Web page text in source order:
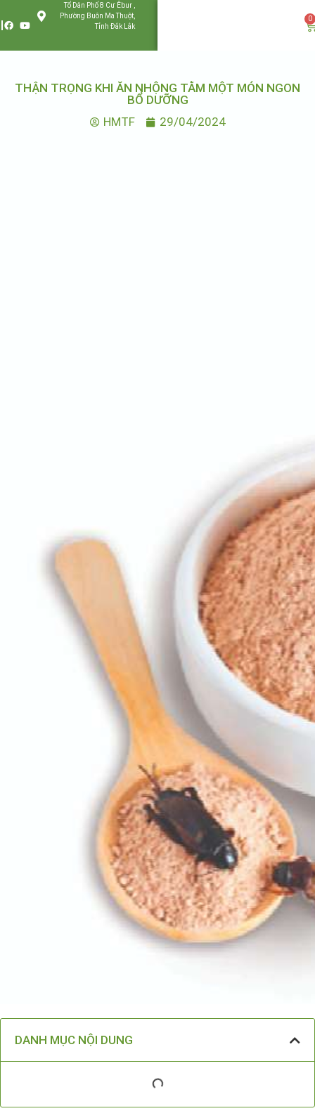
Tổ Dân Phố 8 Cư Êbur ,
Phường Buôn Ma Thuột,
Tỉnh Đắk Lắk
0
THẬN TRỌNG KHI ĂN NHỘNG TẰM MỘT MÓN NGON
BỔ DƯỠNG
HMTF
29/04/2024
DANH MỤC NỘI DUNG